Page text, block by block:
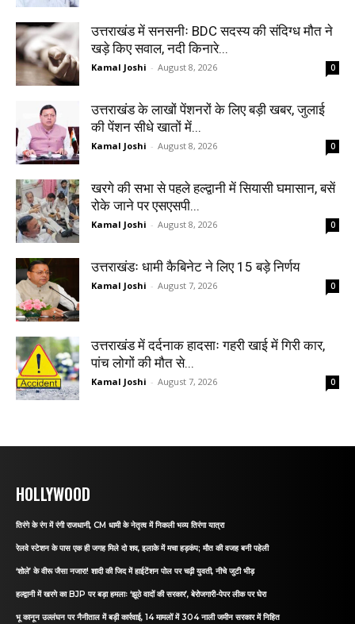
उत्तराखंड में सनसनीः BDC सदस्य की संदिग्ध मौत ने
खड़े किए सवाल, नदी किनारे...
Kamal Joshi - August 8, 2026 0
उत्तराखंड के लाखों पेंशनरों के लिए बड़ी खबर, जुलाई
की पेंशन सीधे खातों में...
Kamal Joshi - August 8, 2026 0
खरगे की सभा से पहले हल्द्वानी में सियासी घमासान, बसें
रोके जाने पर एसएसपी...
Kamal Joshi - August 8, 2026 0
उत्तराखंडः धामी कैबिनेट ने लिए 15 बड़े निर्णय
Kamal Joshi - August 7, 2026 0
उत्तराखंड में दर्दनाक हादसाः गहरी खाई में गिरी कार,
पांच लोगों की मौत से...
Kamal Joshi - August 7, 2026 0
HOLLYWOOD
तिरंगे के रंग में रंगी राजधानी, CM धामी के नेतृत्व में निकली भव्य तिरंगा यात्रा
रेलवे स्टेशन के पास एक ही जगह मिले दो शव, इलाके में मचा हड़कंप; मौत की वजह बनी पहेली
‘शोले’ के वीरू जैसा नजारा! शादी की जिद में हाईटेंशन पोल पर चढ़ी युवती, नीचे जुटी भीड़
हल्द्वानी में खरगे का BJP पर बड़ा हमलाः ‘झूठे वादों की सरकार’, बेरोजगारी-पेपर लीक पर घेरा
भू कानून उल्लंघन पर नैनीताल में बड़ी कार्रवाई, 14 मामलों में 304 नाली जमीन सरकार में निहित